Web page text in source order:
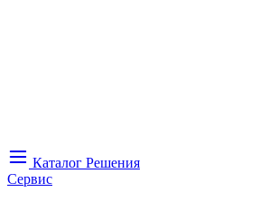
Каталог Решения
Сервис